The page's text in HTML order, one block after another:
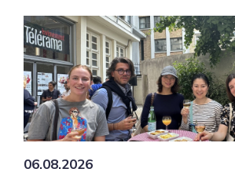
06.08.2026